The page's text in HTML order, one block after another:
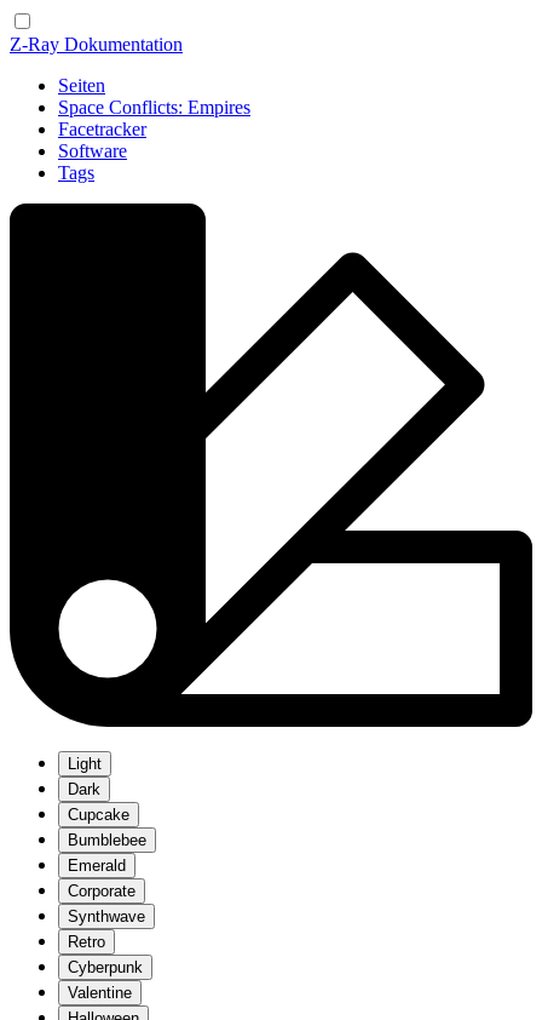
Z-Ray Dokumentation
Seiten
Space Conflicts: Empires
Facetracker
Software
Tags
Light
Dark
Cupcake
Bumblebee
Emerald
Corporate
Synthwave
Retro
Cyberpunk
Valentine